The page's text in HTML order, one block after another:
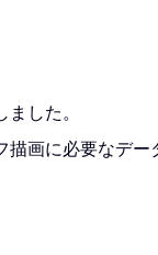
した。
画に必要なデー